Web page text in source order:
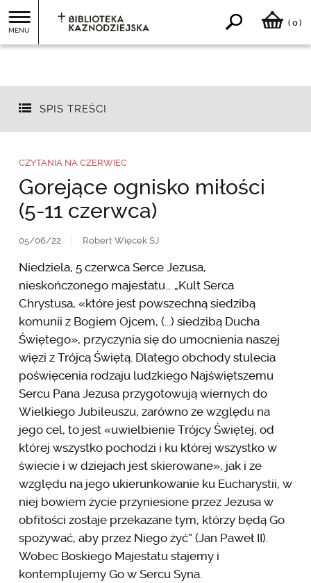
MENU
( 0)
SPIS TREŚCI
CZYTANIA NA CZERWIEC
Gorejące ognisko miłości
(5-11 czerwca)
05/06/22 Robert Więcek SJ
Niedziela, 5 czerwca Serce Jezusa,
nieskończonego majestatu… „Kult Serca
Chrystusa, «które jest powszechną siedzibą
komunii z Bogiem Ojcem, (...) siedzibą Ducha
Świętego», przyczynia się do umocnienia naszej
więzi z Trójcą Świętą. Dlatego obchody stulecia
poświęcenia rodzaju ludzkiego Najświętszemu
Sercu Pana Jezusa przygotowują wiernych do
Wielkiego Jubileuszu, zarówno ze względu na
jego cel, to jest «uwielbienie Trójcy Świętej, od
której wszystko pochodzi i ku której wszystko w
świecie i w dziejach jest skierowane», jak i ze
względu na jego ukierunkowanie ku Eucharystii, w
niej bowiem życie przyniesione przez Jezusa w
obfitości zostaje przekazane tym, którzy będą Go
spożywać, aby przez Niego żyć” (Jan Paweł II).
Wobec Boskiego Majestatu stajemy i
kontemplujemy Go w Sercu Syna.